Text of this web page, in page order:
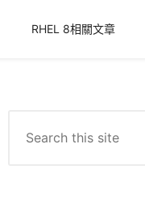
RHEL 8相關文章
for: